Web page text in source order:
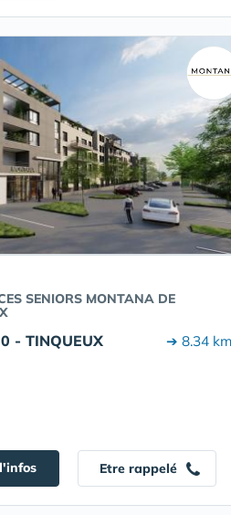
SENIORS MONTANA DE
- TINQUEUX ➔ 8.34 km
Etre rappelé